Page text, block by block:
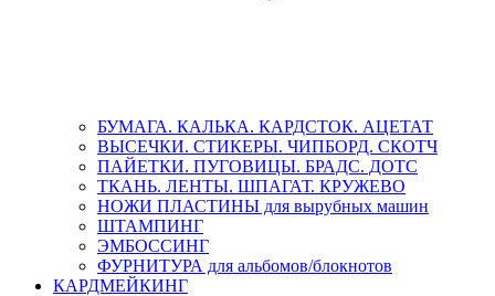
БУМАГА. КАЛЬКА. КАРДСТОК. АЦЕТАТ
ВЫСЕЧКИ. СТИКЕРЫ. ЧИПБОРД. СКОТЧ
ПАЙЕТКИ. ПУГОВИЦЫ. БРАДС. ДОТС
ТКАНЬ. ЛЕНТЫ. ШПАГАТ. КРУЖЕВО
НОЖИ ПЛАСТИНЫ для вырубных машин
ШТАМПИНГ
ЭМБОССИНГ
ФУРНИТУРА для альбомов/блокнотов
КАРДМЕЙКИНГ